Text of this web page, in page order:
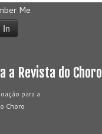
Me
a Revista do Choro